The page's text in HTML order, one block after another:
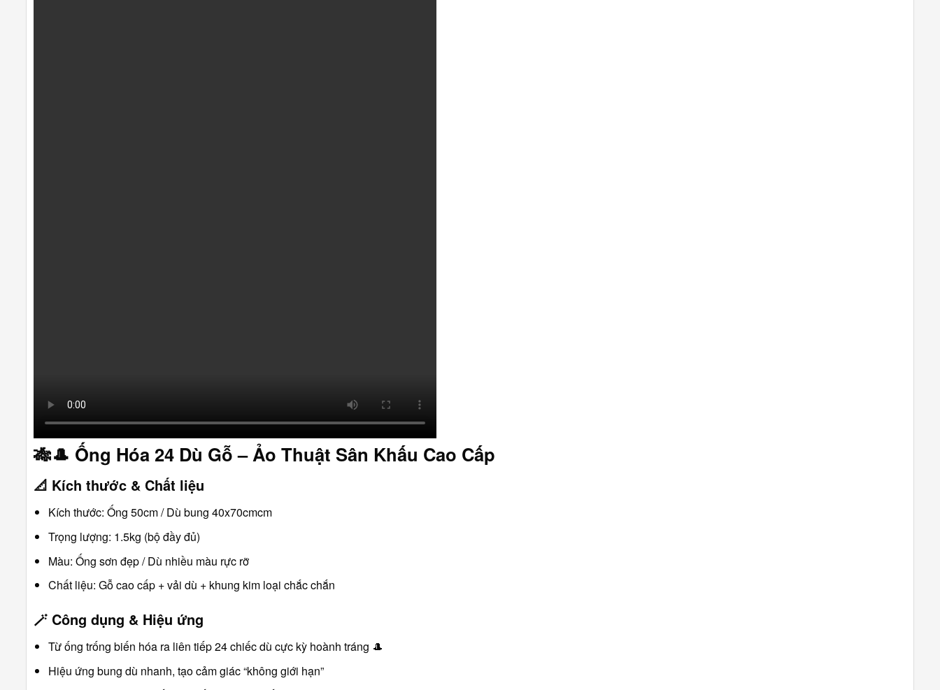
🎋🎩 Ống Hóa 24 Dù Gỗ – Ảo Thuật Sân Khấu Cao Cấp
📐 Kích thước & Chất liệu
Kích thước: Ống 50cm / Dù bung 40x70cmcm
Trọng lượng: 1.5kg (bộ đầy đủ)
Màu: Ống sơn đẹp / Dù nhiều màu rực rỡ
Chất liệu: Gỗ cao cấp + vải dù + khung kim loại chắc chắn
🪄 Công dụng & Hiệu ứng
Từ ống trống biến hóa ra liên tiếp 24 chiếc dù cực kỳ hoành tráng 🎩
Hiệu ứng bung dù nhanh, tạo cảm giác “không giới hạn”